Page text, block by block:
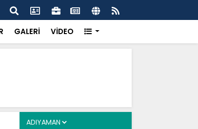
Enstitüsü raporu, Adıyaman'daki siyasi
kavramıyla açıklıyor’
GALERİ VİDEO